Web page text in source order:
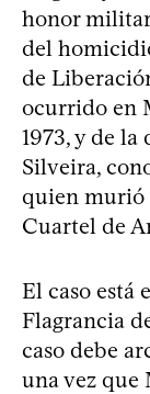
honor
del
de
ocurrido en
1973, y de
Silveira,
quien murió
Cuartel de
El caso está
Flagrancia
caso debe
una vez que